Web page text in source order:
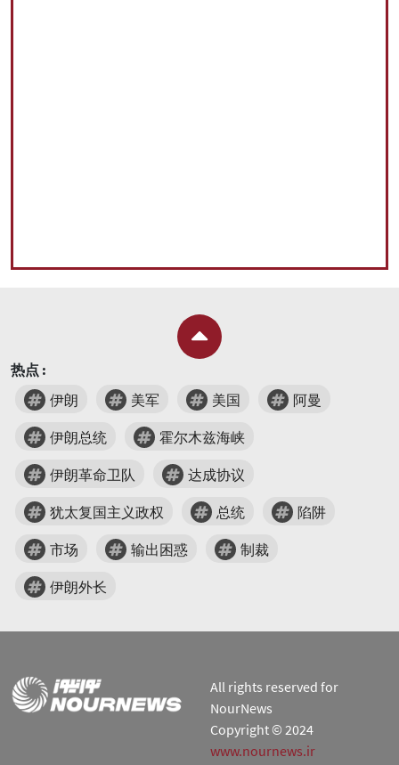
热点 :
伊朗
美军 美国 阿曼
伊朗总统 霍尔木兹海峡
伊朗革命卫队 达成协议
犹太复国主义政权 总统 陷阱
市场 输出困惑 制裁
伊朗外长
All rights reserved for
NourNews
Copyright © 2024
www.nournews.ir